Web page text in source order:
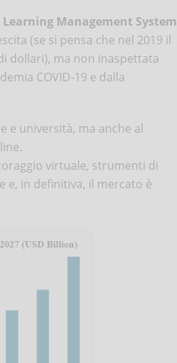
Management System
(se si pensa che nel 2019 il
dollari), ma non inaspettata
COVID-19 e dalla
e università, ma anche al
virtuale, strumenti di
e, in definitiva, il mercato è